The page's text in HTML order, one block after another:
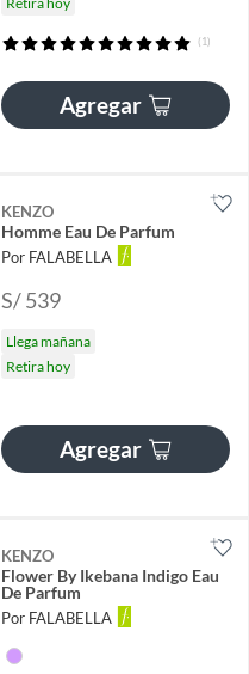
(1)
Agregar
KENZO
Homme Eau De Parfum
Por FALABELLA
S/ 539
Llega mañana
Retira hoy
Agregar
KENZO
Flower By Ikebana Indigo Eau
De Parfum
Por FALABELLA